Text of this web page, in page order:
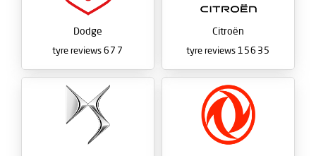
Citroën
15635
Dodge
677
tyre reviews